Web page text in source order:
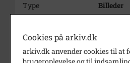
Type
Billeder
25
Cookies på arkiv.dk
arkiv.dk anvender cookies til at